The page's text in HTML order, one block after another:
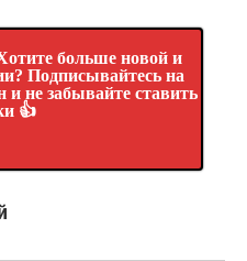
больше новой и
Подписывайтесь на
не забывайте ставить
👍